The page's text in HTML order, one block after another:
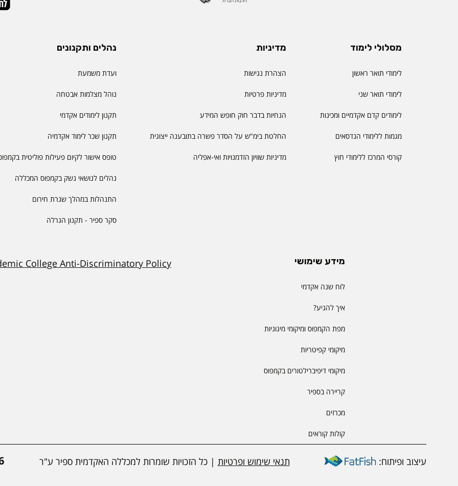
מסלולי לימוד
לימודי תואר ראשון
לימודי תואר שני
לימודים קדם אקדמיים ומכינות
מגמות ללימודי הנדסאים
קורסי המרכז ללימודי חוץ
מדיניות
הצהרת נגישות
מדיניות פרטיות
הנחיות בדבר חוק חופש המידע
החלטת בימ"ש על הסדר פשרה בתובענה ייצוגית
מדיניות שוויון הזדמנויות ואי-אפליה
נהלים ותקנונים
ועדת משמעת
נוהל מצלמות אבטחה
תקנון לימודים אקדמי
תקנון שכר לימוד אקדמיה
טופס אישור לקיום פעילות פוליטית
נהלים לנושאי נשק בקמפוס המכללה
התנהלות במהלך שגרת חירום
סקר ספיר - תקנון הגרלה
מידע שימושי
לוח שנה אקדמי
איך להגיע?
מפת הקמפוס ומיקומי מיגוניות
מיקומי קפיטריות
מיקומי דיפיברילטורים בקמפוס
קריירה בספיר
מכרזים
קולות קוראים
College Anti-Discriminatory Policy
עיצוב ופיתוח: תנאי שימוש ופרטיות | כל הזכויות שומרות למכללה האקדמית ספיר ע"ר